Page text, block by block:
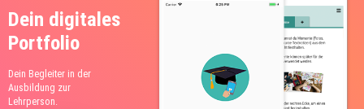
Dein digitales
Portfolio
Dein Begleiter in der
Ausbildung zur
Lehrperson.